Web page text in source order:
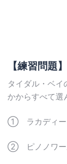
【練習問題】
タイダル・ベイ
かからすべて選
① ラカディー
② ピノノワー